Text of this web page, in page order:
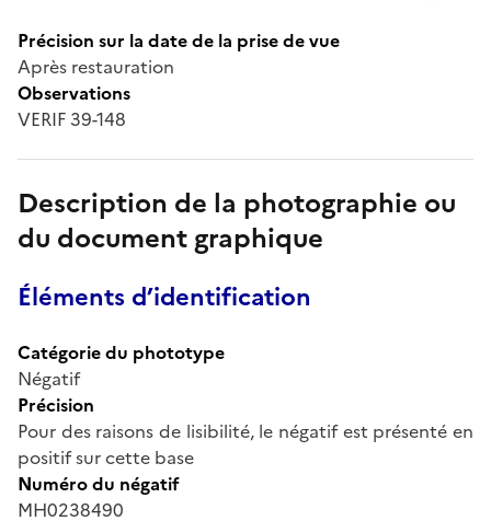
Précision sur la date de la prise de vue
Après restauration
Observations
VERIF 39-148
Description de la photographie ou
du document graphique
Éléments d’identification
Catégorie du phototype
Négatif
Précision
Pour des raisons de lisibilité, le négatif est présenté en
positif sur cette base
Numéro du négatif
MH0238490